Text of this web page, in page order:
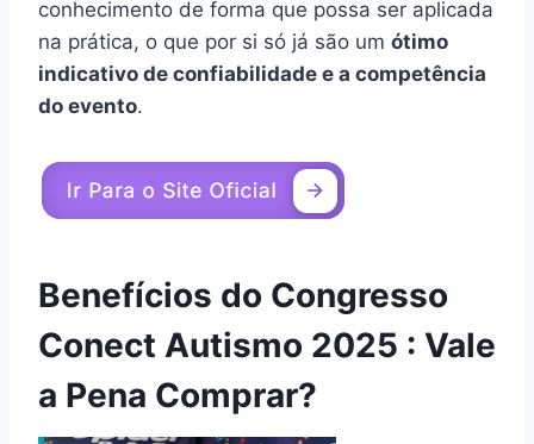
conhecimento de forma que possa ser aplicada
na prática, o que por si só já são um ótimo
indicativo de confiabilidade e a competência
do evento.
Benefícios do Congresso
Conect Autismo 2025 : Vale
a Pena Comprar?